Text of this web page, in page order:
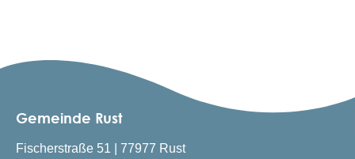
Gemeinde Rust
Fischerstraße 51 | 77977 Rust